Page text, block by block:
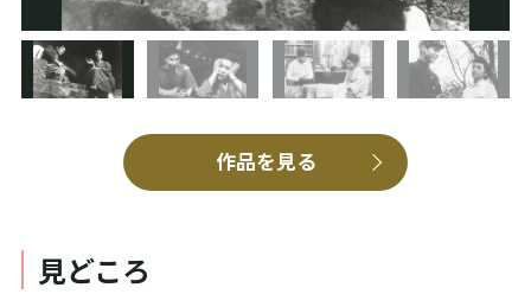
作品を見る
見どころ